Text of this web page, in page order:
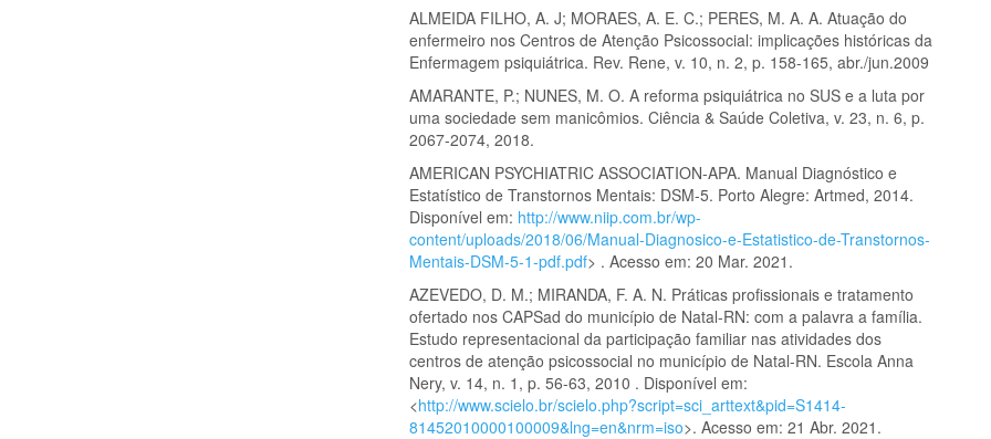
ALMEIDA FILHO, A. J; MORAES, A. E. C.; PERES, M. A. A. Atuação do
enfermeiro nos Centros de Atenção Psicossocial: implicações históricas da
Enfermagem psiquiátrica. Rev. Rene, v. 10, n. 2, p. 158-165, abr./jun.2009
AMARANTE, P.; NUNES, M. O. A reforma psiquiátrica no SUS e a luta por
uma sociedade sem manicômios. Ciência & Saúde Coletiva, v. 23, n. 6, p.
2067-2074, 2018.
AMERICAN PSYCHIATRIC ASSOCIATION-APA. Manual Diagnóstico e
Estatístico de Transtornos Mentais: DSM-5. Porto Alegre: Artmed, 2014.
Disponível em: http://www.niip.com.br/wp-
content/uploads/2018/06/Manual-Diagnosico-e-Estatistico-de-Transtornos-
Mentais-DSM-5-1-pdf.pdf> . Acesso em: 20 Mar. 2021.
AZEVEDO, D. M.; MIRANDA, F. A. N. Práticas profissionais e tratamento
ofertado nos CAPSad do município de Natal-RN: com a palavra a família.
Estudo representacional da participação familiar nas atividades dos
centros de atenção psicossocial no município de Natal-RN. Escola Anna
Nery, v. 14, n. 1, p. 56-63, 2010 . Disponível em:
<http://www.scielo.br/scielo.php?script=sci_arttext&pid=S1414-
81452010000100009&lng=en&nrm=iso>. Acesso em: 21 Abr. 2021.